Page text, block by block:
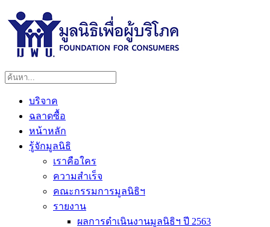
บริจาค
ฉลาดซื้อ
หน้าหลัก
รู้จักมูลนิธิ
เราคือใคร
ความสำเร็จ
คณะกรรมการมูลนิธิฯ
รายงาน
ผลการดำเนินงานมูลนิธิฯ ปี 2563